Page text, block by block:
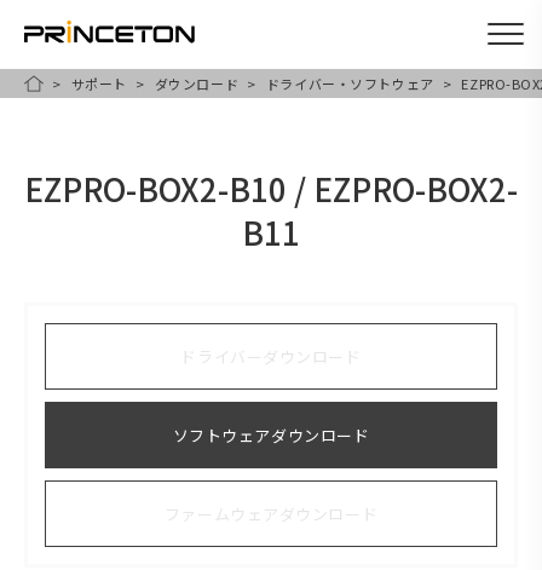
HOME
サポート ダウンロード ドライバー・ソフトウェア EZPRO-
EZPRO-BOX2-B10 / EZPRO-BOX2-
B11
ドライバーダウンロード
ソフトウェアダウンロード
ファームウェアダウンロード